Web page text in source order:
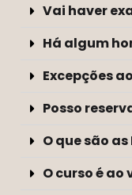
Vai haver
Há algum
Excepções
Posso
O que são
O curso é